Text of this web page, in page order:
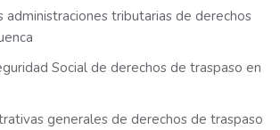
administraciones tributarias de derechos
Social de derechos de traspaso en
generales de derechos de traspaso